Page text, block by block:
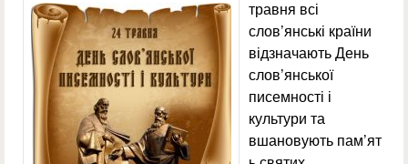
травня всі
слов’янські країни
відзначають День
слов’янської
писемності і
культури та
вшановують пам’ят